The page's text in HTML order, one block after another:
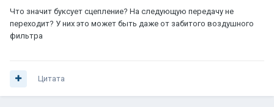
Что значит буксует сцепление? На следующую передачу не
переходит? У них это может быть даже от забитого воздушного
фильтра
Цитата